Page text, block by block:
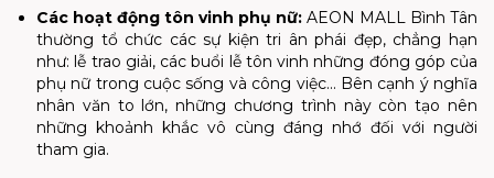
Các hoạt động tôn vinh phụ nữ: AEON MALL Bình Tân
thường tổ chức các sự kiện tri ân phái đẹp, chẳng hạn
như: lễ trao giải, các buổi lễ tôn vinh những đóng góp của
phụ nữ trong cuộc sống và công việc... Bên cạnh ý nghĩa
nhân văn to lớn, những chương trình này còn tạo nên
những khoảnh khắc vô cùng đáng nhớ đối với người
tham gia.